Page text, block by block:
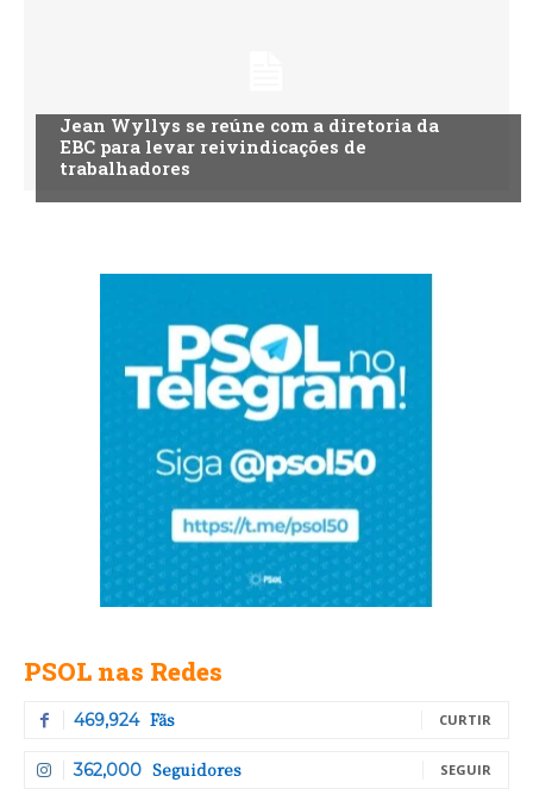
Jean Wyllys se reúne com a diretoria da
EBC para levar reivindicações de
trabalhadores
PSOL nas Redes
469,924 Fãs CURTIR
362,000 Seguidores SEGUIR